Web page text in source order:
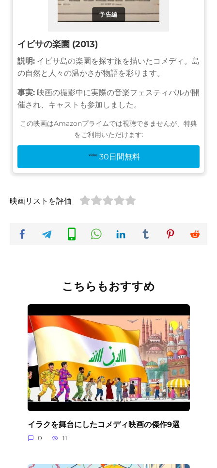
予告編
イビサの楽園 (2013)
説明: イビサ島の楽園を探す旅を描いたコメディ。島
の自然と人々の温かさが物語を彩ります。
事実: 映画の撮影中に実際の音楽フェスティバルが開
催され、キャストも参加しました。
この映画はAmazonプライムでは視聴できませんが、特典
をご利用いただけます:
30日間無料
映画リストを評価
こちらもおすすめ
イラクを舞台にしたコメディ映画の傑作9選
0 11